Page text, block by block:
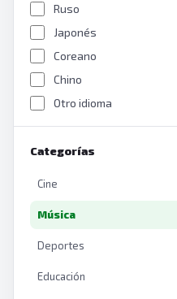
Ruso
Japonés
Coreano
Chino
Otro idioma
Categorías
Cine
Música
Deportes
Educación